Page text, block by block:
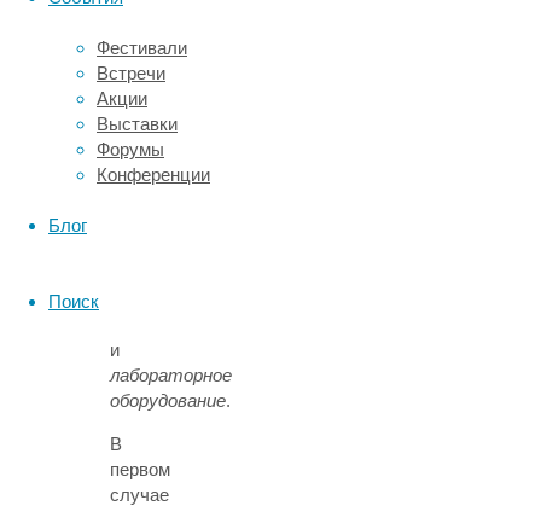
Фестивали
Встречи
Акции
Выставки
Форумы
Конференции
Блог
Поиск
При
подготовке
специалистов
в
высших
и
и
лабораторное
оборудование.
В
первом
случае